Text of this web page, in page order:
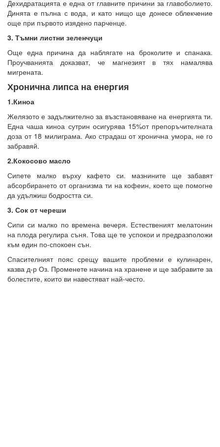
Дехидратацията е една от главните причини за главоболието.
Динята е пълна с вода, и като нищо ще донесе облекчение
още при първото изядено парченце.
3. Тъмни листни зеленчуци
Още една причина да наблягате на броколите и спанака.
Проучванията доказват, че магнезият в тях намалява
мигрената.
Хронична липса на енергия
1.Киноа
Желязото е задължително за възстановяване на енергията ти.
Една чаша киноа сутрин осигурява 15%от препоръчителната
доза от 18 милиграма. Ако страдаш от хронична умора, не го
забравяй.
2.Кокосово масло
Сипете малко върху кафето си. мазнините ще забавят
абсорбирането от организма ти на кофеин, което ще помогне
да удължиш бодростта си.
3. Сок от череши
Сипи си малко по времена вечеря. Естественият мелатонин
на плода регулира съня. Това ще те успокои и предразположи
към един по-спокоен сън.
Спасителният пояс срещу вашите проблеми е кулинарен,
казва д-р Оз. Променете начина на хранене и ще забравите за
болестите, които ви навестяват най-често.